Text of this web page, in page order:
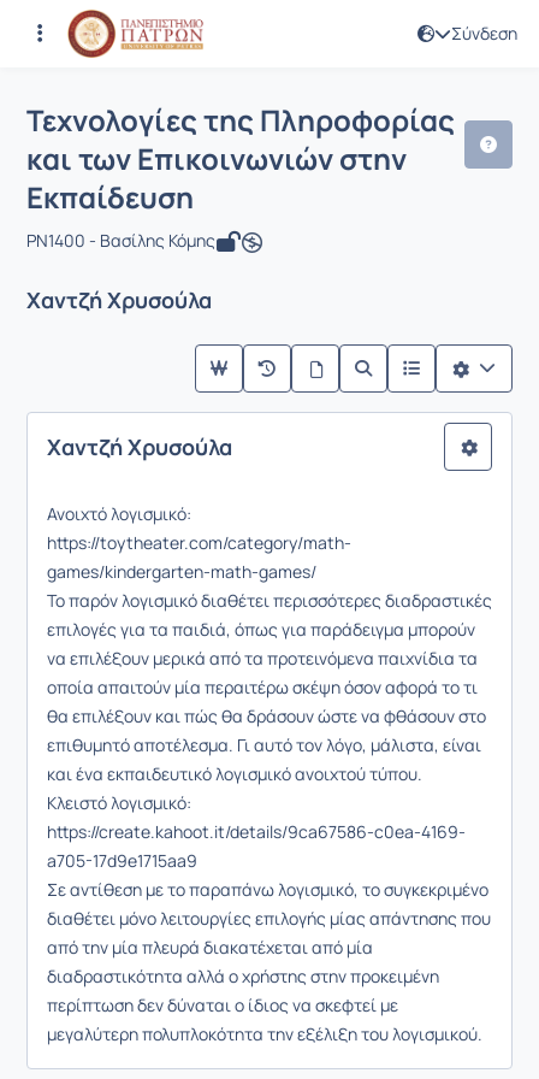
Σύνδεση
Μάθημα : Τεχνολογίες της
Κωδικός : PN1400
Τεχνολογίες της Πληροφορίας
και των Επικοινωνιών στην
Εκπαίδευση
PN1400 - Βασίλης Κόμης
Χαντζή Χρυσούλα
Χαντζή Χρυσούλα
Ανοιχτό λογισμικό:
https://toytheater.com/category/math-
games/kindergarten-math-games/
Το παρόν λογισμικό διαθέτει περισσότερες διαδραστικές
επιλογές για τα παιδιά, όπως για παράδειγμα μπορούν
να επιλέξουν μερικά από τα προτεινόμενα παιχνίδια τα
οποία απαιτούν μία περαιτέρω σκέψη όσον αφορά το τι
θα επιλέξουν και πώς θα δράσουν ώστε να φθάσουν στο
επιθυμητό αποτέλεσμα. Γι αυτό τον λόγο, μάλιστα, είναι
και ένα εκπαιδευτικό λογισμικό ανοιχτού τύπου.
Κλειστό λογισμικό:
https://create.kahoot.it/details/9ca67586-c0ea-4169-
a705-17d9e1715aa9
Σε αντίθεση με το παραπάνω λογισμικό, το συγκεκριμένο
διαθέτει μόνο λειτουργίες επιλογής μίας απάντησης που
από την μία πλευρά διακατέχεται από μία
διαδραστικότητα αλλά ο χρήστης στην προκειμένη
περίπτωση δεν δύναται ο ίδιος να σκεφτεί με
μεγαλύτερη πολυπλοκότητα την εξέλιξη του λογισμικού.